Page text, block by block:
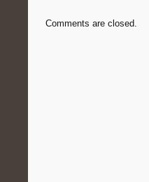
Comments are closed.